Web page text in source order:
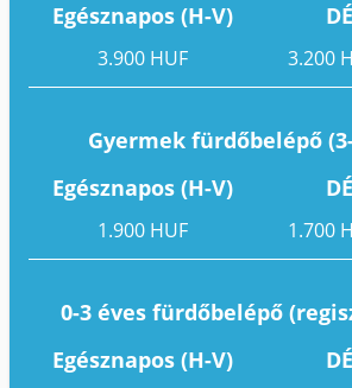
Egésznapos (H-V)
3.900 HUF 3.200
Gyermek fürdőbelépő
Egésznapos (H-V)
1.900 HUF 1.700
0-3 éves fürdőbelépő
Egésznapos (H-V)